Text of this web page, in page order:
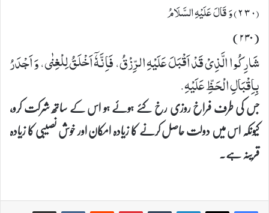
(٢٣٠) وَ قَالَ عَلَیْهِ السَّلَامُ
(۲۳۰)
شَارِكُوا الَّذِیْ قَدْ اَقْبَلَ عَلَیْهِ الرِّزْقُ، فَاِنَّهٗۤ اَخْلَقُ لِلْغِنٰى، وَ اَجْدَرُ
بِاِقْبَالِ الْحَظِّ عَلَیْهِ.
جس کی طرف فراخ روزی رخ کئے ہوئے ہو اس کے ساتھ شرکت کرو،
کیونکہ اس میں دولت حاصل کرنے کا زیادہ امکان اور خوش نصیبی کا زیادہ
قرینہ ہے۔